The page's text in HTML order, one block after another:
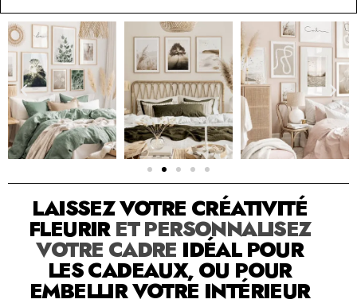
SOLUTION PAR THE LUXURY BOX & CO
LAISSEZ VOTRE CRÉATIVITÉ
FLEURIRET PERSONNALISEZ
VOTRE CADRE IDÉAL POUR
LES CADEAUX, OU POUR
EMBELLIR VOTRE INTÉRIEUR